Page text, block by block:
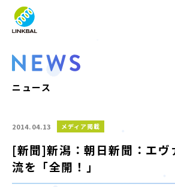
WHO WE ARE
SERVICE
IR
RECRUIT
JP
ニュース
2014.04.13 メディア掲載
[新聞]新潟：朝日新聞：エヴ
流を「全開！」